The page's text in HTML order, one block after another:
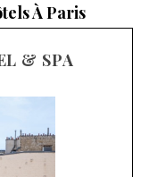
À Paris
& SPA